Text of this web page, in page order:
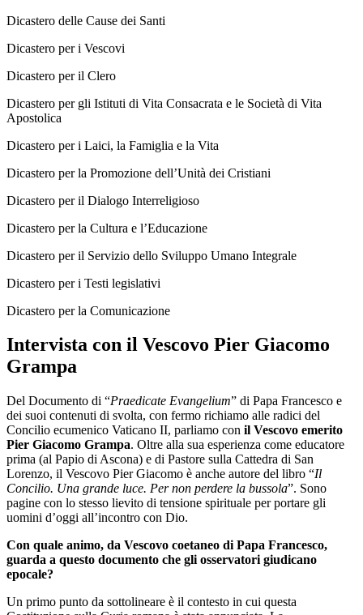
Dicastero delle Cause dei Santi
Dicastero per i Vescovi
Dicastero per il Clero
Dicastero per gli Istituti di Vita Consacrata e le Società di Vita
Apostolica
Dicastero per i Laici, la Famiglia e la Vita
Dicastero per la Promozione dell’Unità dei Cristiani
Dicastero per il Dialogo Interreligioso
Dicastero per la Cultura e l’Educazione
Dicastero per il Servizio dello Sviluppo Umano Integrale
Dicastero per i Testi legislativi
Dicastero per la Comunicazione
Intervista con il Vescovo Pier Giacomo
Grampa
Del Documento di “Praedicate Evangelium” di Papa Francesco e
dei suoi contenuti di svolta, con fermo richiamo alle radici del
Concilio ecumenico Vaticano II, parliamo con il Vescovo emerito
Pier Giacomo Grampa. Oltre alla sua esperienza come educatore
prima (al Papio di Ascona) e di Pastore sulla Cattedra di San
Lorenzo, il Vescovo Pier Giacomo è anche autore del libro “Il
Concilio. Una grande luce. Per non perdere la bussola”. Sono
pagine con lo stesso lievito di tensione spirituale per portare gli
uomini d’oggi all’incontro con Dio.
Con quale animo, da Vescovo coetaneo di Papa Francesco,
guarda a questo documento che gli osservatori giudicano
epocale?
Un primo punto da sottolineare è il contesto in cui questa